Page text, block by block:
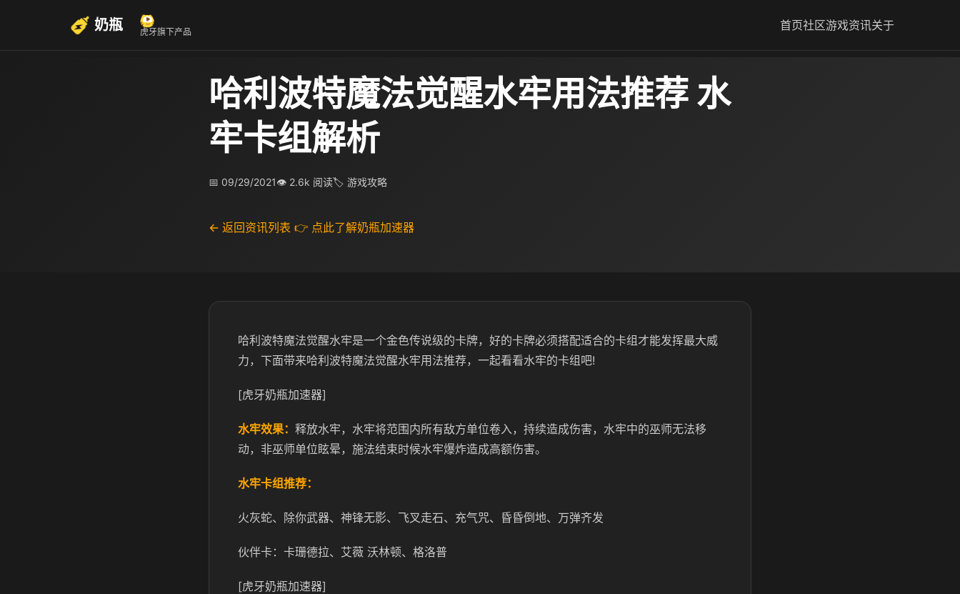
奶瓶 虎牙旗下产品 首页社区游戏资讯关于
哈利波特魔法觉醒水牢用法推荐 水
牢卡组解析
📅 09/29/2021👁 2.6k 阅读🏷 游戏攻略
← 返回资讯列表 👉 点此了解奶瓶加速器
哈利波特魔法觉醒水牢是一个金色传说级的卡牌，好的卡牌必须搭配适合的卡组才能发挥最大威
力，下面带来哈利波特魔法觉醒水牢用法推荐，一起看看水牢的卡组吧!
[虎牙奶瓶加速器]
水牢效果： 释放水牢，水牢将范围内所有敌方单位卷入，持续造成伤害，水牢中的巫师无法移
动，非巫师单位眩晕，施法结束时候水牢爆炸造成高额伤害。
水牢卡组推荐：
火灰蛇、除你武器、神锋无影、飞叉走石、充气咒、昏昏倒地、万弹齐发
伙伴卡：卡珊德拉、艾薇 沃林顿、格洛普
[虎牙奶瓶加速器]